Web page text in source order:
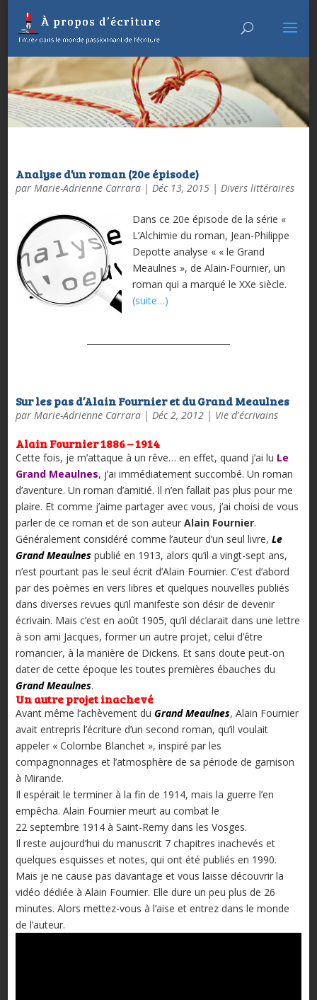
Analyse d’un roman (20e épisode)
par Marie-Adrienne Carrara| Déc 13, 2015| Divers littéraires
Dans ce 20e épisode de la série «
L’Alchimie du roman, Jean-Philippe
Depotte analyse « « le Grand
Meaulnes », de Alain-Fournier, un
roman qui a marqué le XXe siècle.
(suite…)
Sur les pas d’Alain Fournier et du Grand Meaulnes
par Marie-Adrienne Carrara| Déc 2, 2012| Vie d'écrivains
Alain Fournier 1886 – 1914
Cette fois, je m’attaque à un rêve… en effet, quand j’ai lu Le
Grand Meaulnes, j’ai immédiatement succombé. Un roman
d’aventure. Un roman d’amitié. Il n’en fallait pas plus pour me
plaire. Et comme j’aime partager avec vous, j’ai choisi de vous
parler de ce roman et de son auteur Alain Fournier.
Généralement considéré comme l’auteur d’un seul livre, Le
Grand Meaulnespublié en 1913, alors qu’il a vingt-sept ans,
n’est pourtant pas le seul écrit d’Alain Fournier. C’est d’abord
par des poèmes en vers libres et quelques nouvelles publiés
dans diverses revues qu’il manifeste son désir de devenir
écrivain. Mais c’est en août 1905, qu’il déclarait dans une lettre
à son ami Jacques, former un autre projet, celui d’être
romancier, à la manière de Dickens. Et sans doute peut-on
dater de cette époque les toutes premières ébauches du
Grand Meaulnes.
Un autre projet inachevé
Avant même l’achèvement du Grand Meaulnes, Alain Fournier
avait entrepris l’écriture d’un second roman, qu’il voulait
appeler « Colombe Blanchet », inspiré par les
compagnonnages et l’atmosphère de sa période de garnison
à Mirande.
Il espérait le terminer à la fin de 1914, mais la guerre l’en
empêcha. Alain Fournier meurt au combat le
22 septembre 1914 à Saint-Remy dans les Vosges.
Il reste aujourd’hui du manuscrit 7 chapitres inachevés et
quelques esquisses et notes, qui ont été publiés en 1990.
Mais je ne cause pas davantage et vous laisse découvrir la
vidéo dédiée à Alain Fournier. Elle dure un peu plus de 26
minutes. Alors mettez-vous à l’aise et entrez dans le monde
de l’auteur.